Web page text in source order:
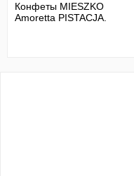
Конфеты MIESZKO
Amoretta PISTACJA.